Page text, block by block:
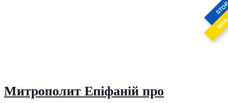
Митрополит Епіфаній про